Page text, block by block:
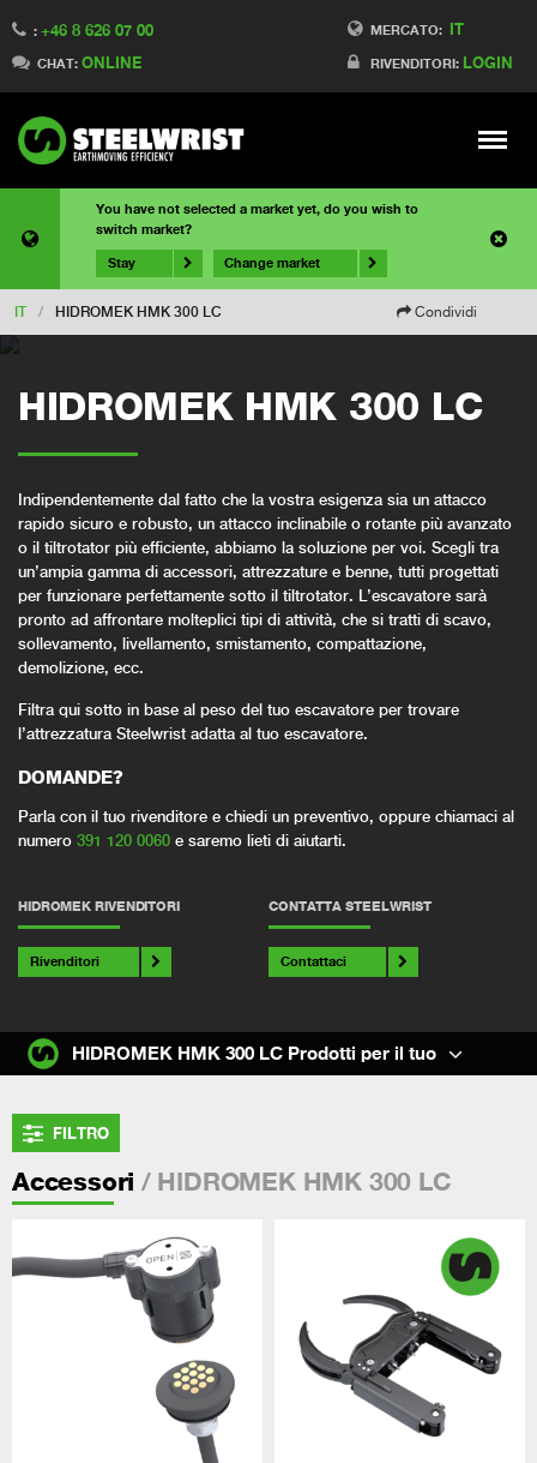
MERCATO: IT
RIVENDITORI: LOGIN
: +46 8 626 07 00
CHAT: ONLINE
Meny
You have not selected a market yet, do you wish to
switch market?
Stay Change market
IT / HIDROMEK HMK 300 LC Condividi
HIDROMEK HMK 300 LC
Indipendentemente dal fatto che la vostra esigenza sia un attacco
rapido sicuro e robusto, un attacco inclinabile o rotante più avanzato
o il tiltrotator più efficiente, abbiamo la soluzione per voi. Scegli tra
un’ampia gamma di accessori, attrezzature e benne, tutti progettati
per funzionare perfettamente sotto il tiltrotator. L’escavatore sarà
pronto ad affrontare molteplici tipi di attività, che si tratti di scavo,
sollevamento, livellamento, smistamento, compattazione,
demolizione, ecc.
Filtra qui sotto in base al peso del tuo escavatore per trovare
l’attrezzatura Steelwrist adatta al tuo escavatore.
DOMANDE?
Parla con il tuo rivenditore e chiedi un preventivo, oppure chiamaci al
numero 391 120 0060 e saremo lieti di aiutarti.
HIDROMEK RIVENDITORI
Rivenditori
CONTATTA STEELWRIST
Contattaci
FILTRO
Accessori / HIDROMEK HMK 300 LC
HIDROMEK HMK 300 LC Prodotti per il tuo